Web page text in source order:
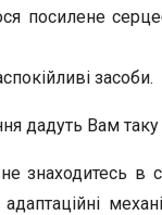
посилене
засоби.
дадуть Вам таку
знаходитесь в